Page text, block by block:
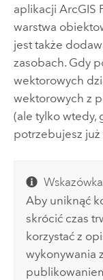
aplikacji ArcGIS
warstwa
jest także
zasobach. Gdy
wektorowych
wektorowych z
(ale tylko wtedy,
potrzebujesz
Aby uniknąć
skrócić czas
korzystać z
wykonywania